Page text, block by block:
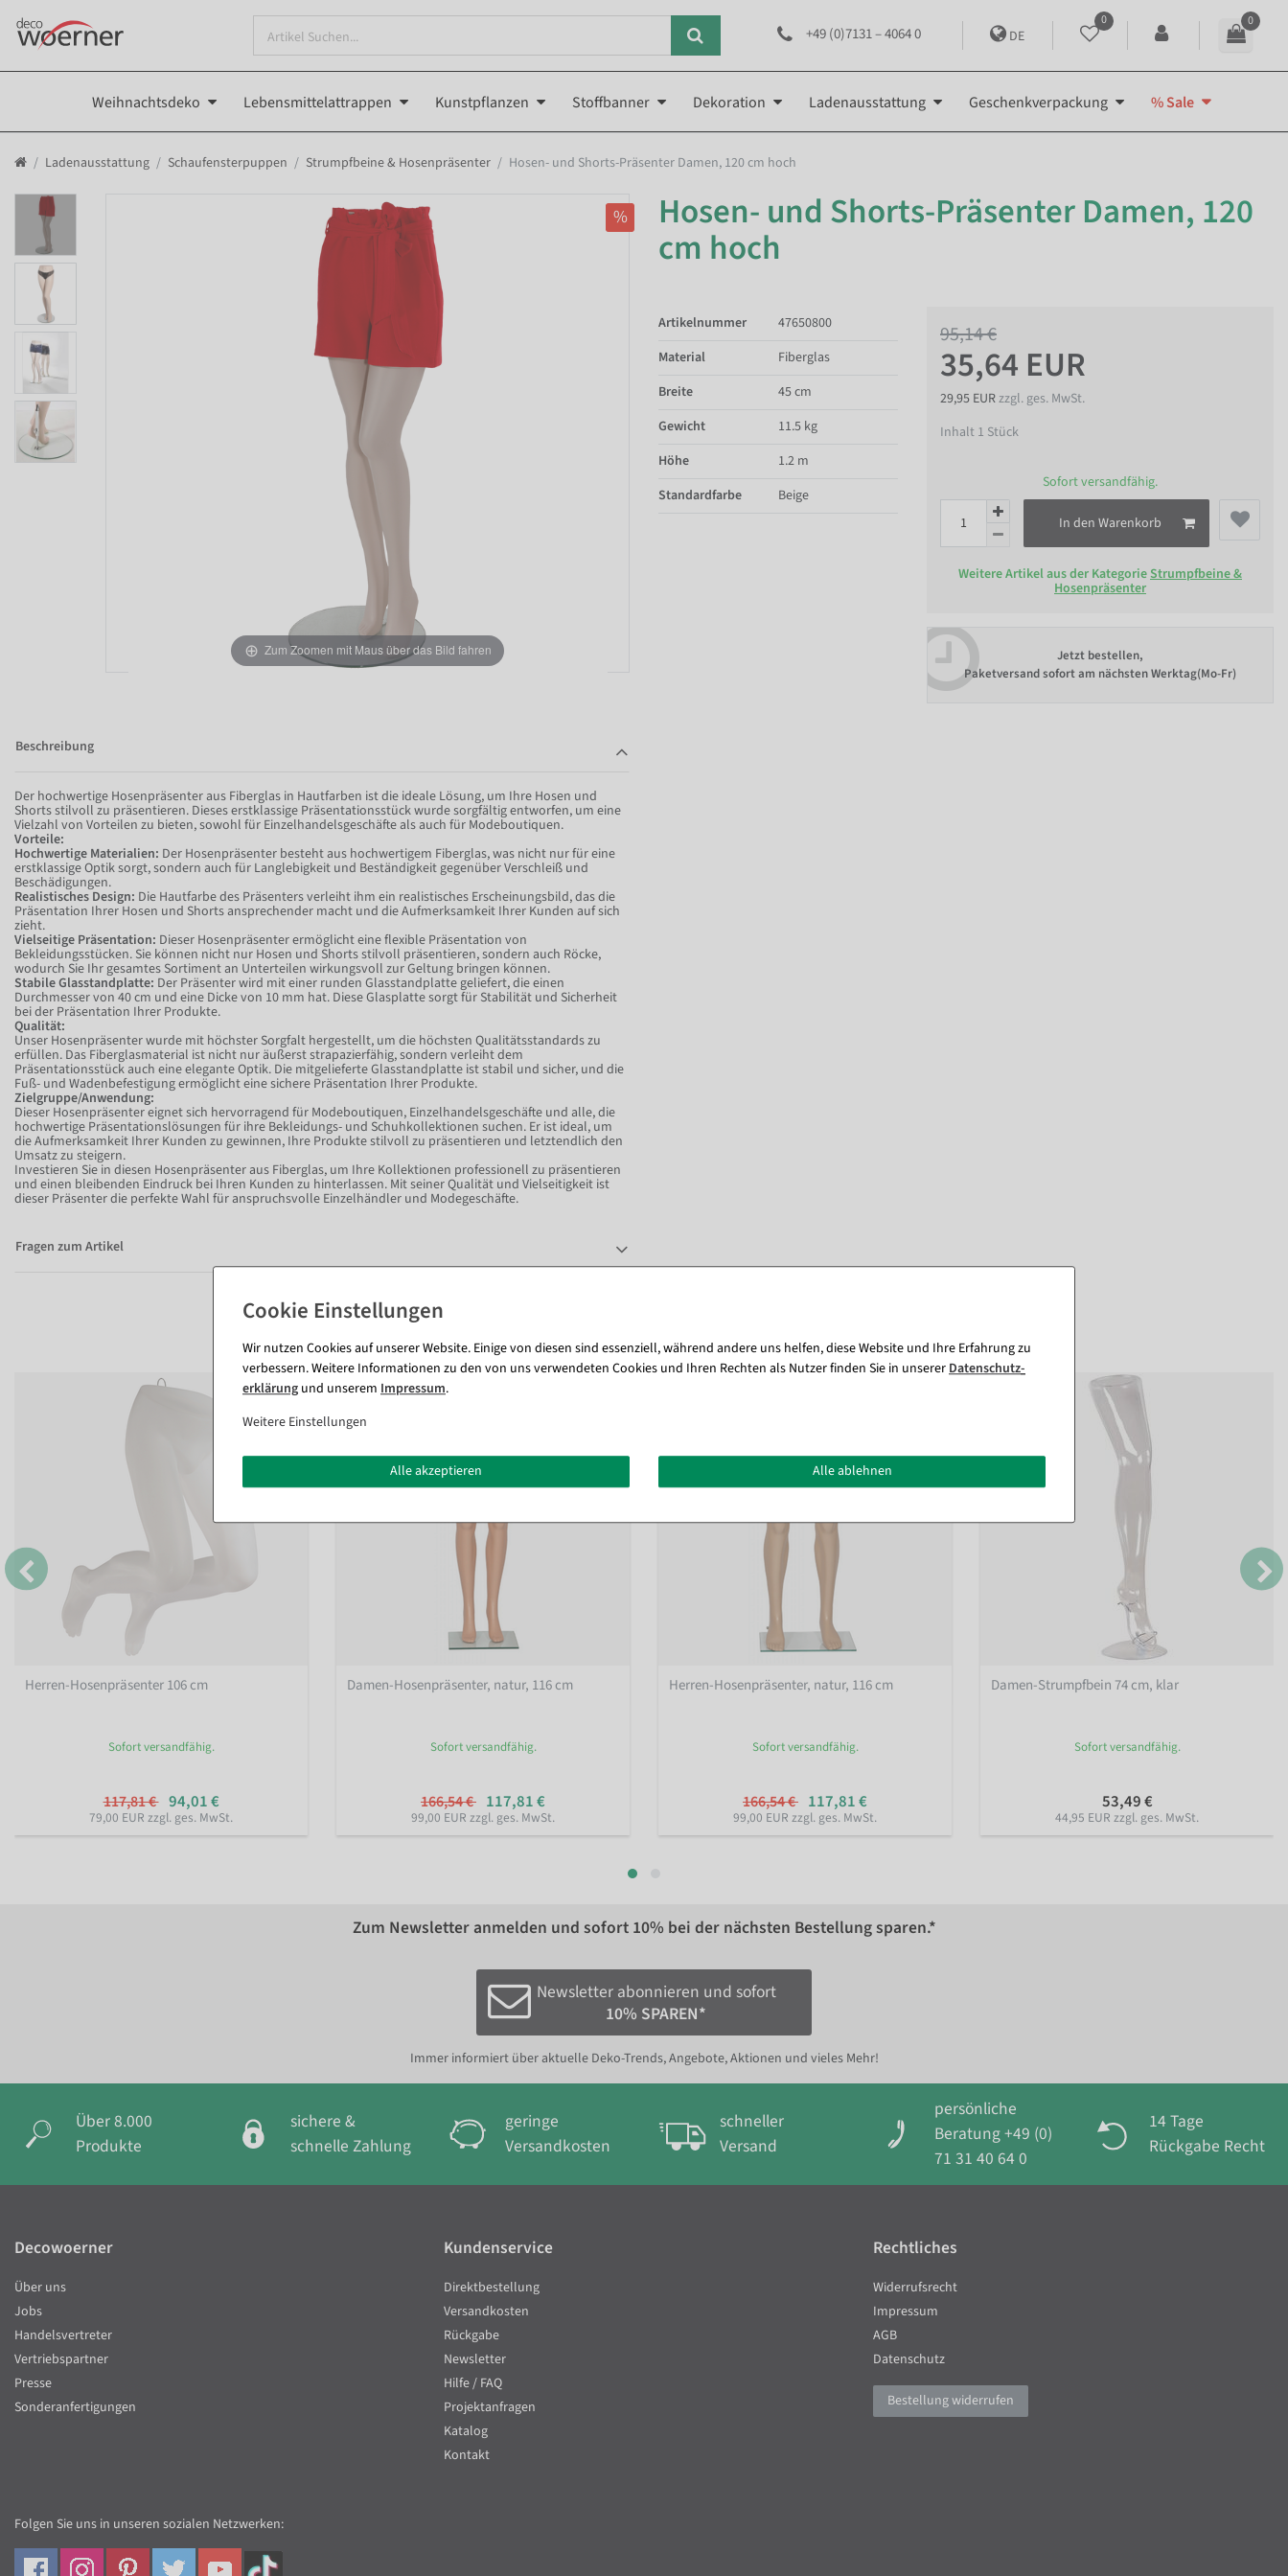
+49 (0)7131 – 4064 0 DE
0 0
Weihnachtsdeko Lebensmittelattrappen Kunstpflanzen Stoffbanner Dekoration Ladenausstattung Geschenkverpackung % Sale
Ladenausstattung Schaufensterpuppen Strumpfbeine & Hosenpräsenter Hosen- und Shorts-Präsenter Damen, 120 cm hoch
Zum Zoomen mit Maus über das Bild fahren
% Hosen- und Shorts-Präsenter Damen, 120
cm hoch
95,14 €
35,64 EUR
29,95 EURzzgl. ges. MwSt.
Inhalt 1 Stück
Sofort versandfähig.
In den Warenkorb
Weitere Artikel aus der KategorieStrumpfbeine &
Hosenpräsenter
Jetzt bestellen,
Paketversand sofort am nächsten Werktag(Mo-Fr)
Artikelnummer
47650800
Material
Fiberglas
Breite
45 cm
Gewicht
11.5 kg
Höhe
1.2 m
Standardfarbe
Beige
Beschreibung
Der hochwertige Hosenpräsenter aus Fiberglas in Hautfarben ist die ideale Lösung, um Ihre Hosen und
Shorts stilvoll zu präsentieren. Dieses erstklassige Präsentationsstück wurde sorgfältig entworfen, um eine
Vielzahl von Vorteilen zu bieten, sowohl für Einzelhandelsgeschäfte als auch für Modeboutiquen.
Vorteile:
Hochwertige Materialien: Der Hosenpräsenter besteht aus hochwertigem Fiberglas, was nicht nur für eine
erstklassige Optik sorgt, sondern auch für Langlebigkeit und Beständigkeit gegenüber Verschleiß und
Beschädigungen.
Realistisches Design: Die Hautfarbe des Präsenters verleiht ihm ein realistisches Erscheinungsbild, das die
Präsentation Ihrer Hosen und Shorts ansprechender macht und die Aufmerksamkeit Ihrer Kunden auf sich
zieht.
Vielseitige Präsentation: Dieser Hosenpräsenter ermöglicht eine flexible Präsentation von
Bekleidungsstücken. Sie können nicht nur Hosen und Shorts stilvoll präsentieren, sondern auch Röcke,
wodurch Sie Ihr gesamtes Sortiment an Unterteilen wirkungsvoll zur Geltung bringen können.
Stabile Glasstandplatte: Der Präsenter wird mit einer runden Glasstandplatte geliefert, die einen
Durchmesser von 40 cm und eine Dicke von 10 mm hat. Diese Glasplatte sorgt für Stabilität und Sicherheit
bei der Präsentation Ihrer Produkte.
Qualität:
Unser Hosenpräsenter wurde mit höchster Sorgfalt hergestellt, um die höchsten Qualitätsstandards zu
erfüllen. Das Fiberglasmaterial ist nicht nur äußerst strapazierfähig, sondern verleiht dem
Präsentationsstück auch eine elegante Optik. Die mitgelieferte Glasstandplatte ist stabil und sicher, und die
Fuß- und Wadenbefestigung ermöglicht eine sichere Präsentation Ihrer Produkte.
Zielgruppe/Anwendung:
Dieser Hosenpräsenter eignet sich hervorragend für Modeboutiquen, Einzelhandelsgeschäfte und alle, die
hochwertige Präsentationslösungen für ihre Bekleidungs- und Schuhkollektionen suchen. Er ist ideal, um
die Aufmerksamkeit Ihrer Kunden zu gewinnen, Ihre Produkte stilvoll zu präsentieren und letztendlich den
Umsatz zu steigern.
Investieren Sie in diesen Hosenpräsenter aus Fiberglas, um Ihre Kollektionen professionell zu präsentieren
und einen bleibenden Eindruck bei Ihren Kunden zu hinterlassen. Mit seiner Qualität und Vielseitigkeit ist
dieser Präsenter die perfekte Wahl für anspruchsvolle Einzelhändler und Modegeschäfte.
Fragen zum Artikel
Passende Artikel zu diesem Produkt (6)
%
Herren-Hosenpräsenter 106 cm
Sofort versandfähig.
117,81 € 94,01 €
79,00 EUR zzgl. ges. MwSt.
Damen-Hosenpräsenter, natur, 116 cm
Sofort versandfähig.
166,54 € 117,81 €
99,00 EUR zzgl. ges. MwSt.
Herren-Hosenpräsenter, natur, 116 cm
Sofort versandfähig.
166,54 € 117,81 €
99,00 EUR zzgl. ges. MwSt.
Damen-Strumpfbein 74 cm, klar
Sofort versandfähig.
53,49 €
44,95 EUR zzgl. ges. MwSt.
Zum Newsletter anmelden und sofort 10% bei der nächsten Bestellung sparen.*
Newsletter abonnieren und sofort
10% SPAREN*
Immer informiert über aktuelle Deko-Trends, Angebote, Aktionen und vieles Mehr!
Über 8.000
Produkte
sichere &
schnelle Zahlung
geringe
Versandkosten
schneller
Versand
persönliche
Beratung +49 (0)
71 31 40 64 0
14 Tage
Rückgabe Recht
Wir nutzen Cookies auf unserer Website. Einige von diesen sind essenziell, während andere uns helfen, diese Website und Ihre Erfahrung zu
verbessern. Weitere Informationen zu den von uns verwendeten Cookies und Ihren Rechten als Nutzer finden Sie in unserer Daten­schutz­
erklärung und unserem Impressum.
Weitere Einstellungen
Alle akzeptieren Alle ablehnen
Decowoerner
Über uns
Jobs
Handelsvertreter
Vertriebspartner
Presse
Sonderanfertigungen
Kundenservice
Direktbestellung
Versandkosten
Rückgabe
Newsletter
Hilfe / FAQ
Projektanfragen
Katalog
Kontakt
Rechtliches
Widerrufsrecht
Impressum
AGB
Datenschutz
Bestellung widerrufen
Folgen Sie uns in unseren sozialen Netzwerken: